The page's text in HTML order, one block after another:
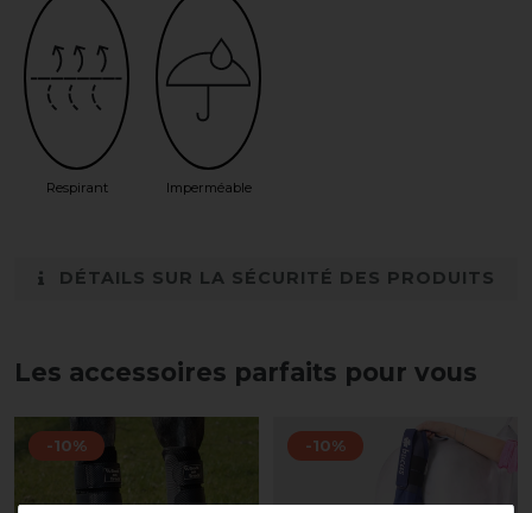
Respirant Imperméable
DÉTAILS SUR LA SÉCURITÉ DES PRODUITS
Les accessoires parfaits pour vous
-10% -10%